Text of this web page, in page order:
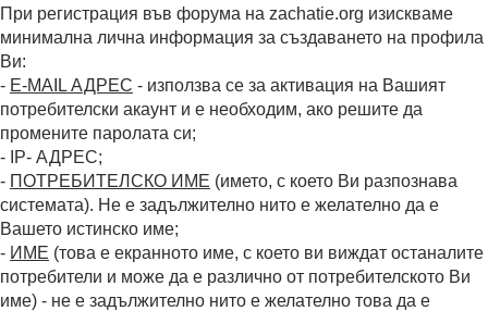
При регистрация във форума на zachatie.org изискваме
минимална лична информация за създаването на профила
Ви:
- E-MAIL АДРЕС - използва се за активация на Вашият
потребителски акаунт и е необходим, ако решите да
промените паролата си;
- IP- АДРЕС;
- ПОТРЕБИТЕЛСКО ИМЕ (името, с което Ви разпознава
системата). Не е задължително нито е желателно да е
Вашето истинско име;
- ИМЕ (това е екранното име, с което ви виждат останалите
потребители и може да е различно от потребителското Ви
име) - не е задължително нито е желателно това да е